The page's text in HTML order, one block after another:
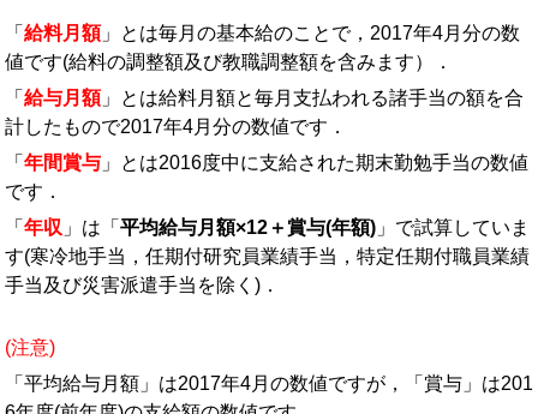
「 給料月額」とは毎月の基本給のことで，2017年4月分の数
値です(給料の調整額及び教職調整額を含みます）．
「 給与月額」とは給料月額と毎月支払われる諸手当の額を合
計したもので2017年4月分の数値です．
「 年間賞与 」とは2016度中に支給された期末勤勉手当の数値
です．
「 年収 」は「 平均給与月額×12＋賞与(年額) 」で試算していま
す(寒冷地手当，任期付研究員業績手当，特定任期付職員業績
手当及び災害派遣手当を除く)．
(注意)
「平均給与月額」は2017年4月の数値ですが，「賞与」は201